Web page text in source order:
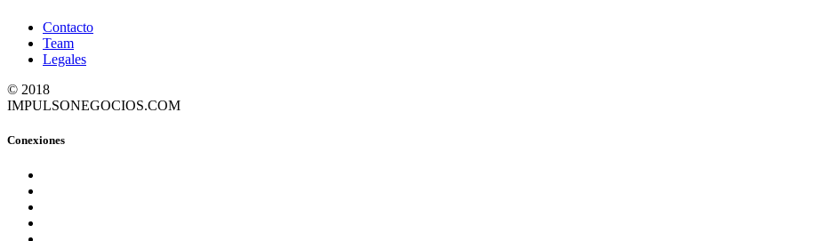
Contacto
Team
Legales
© 2018
IMPULSONEGOCIOS.COM
Conexiones